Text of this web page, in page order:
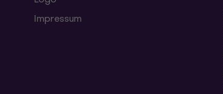
Impressum